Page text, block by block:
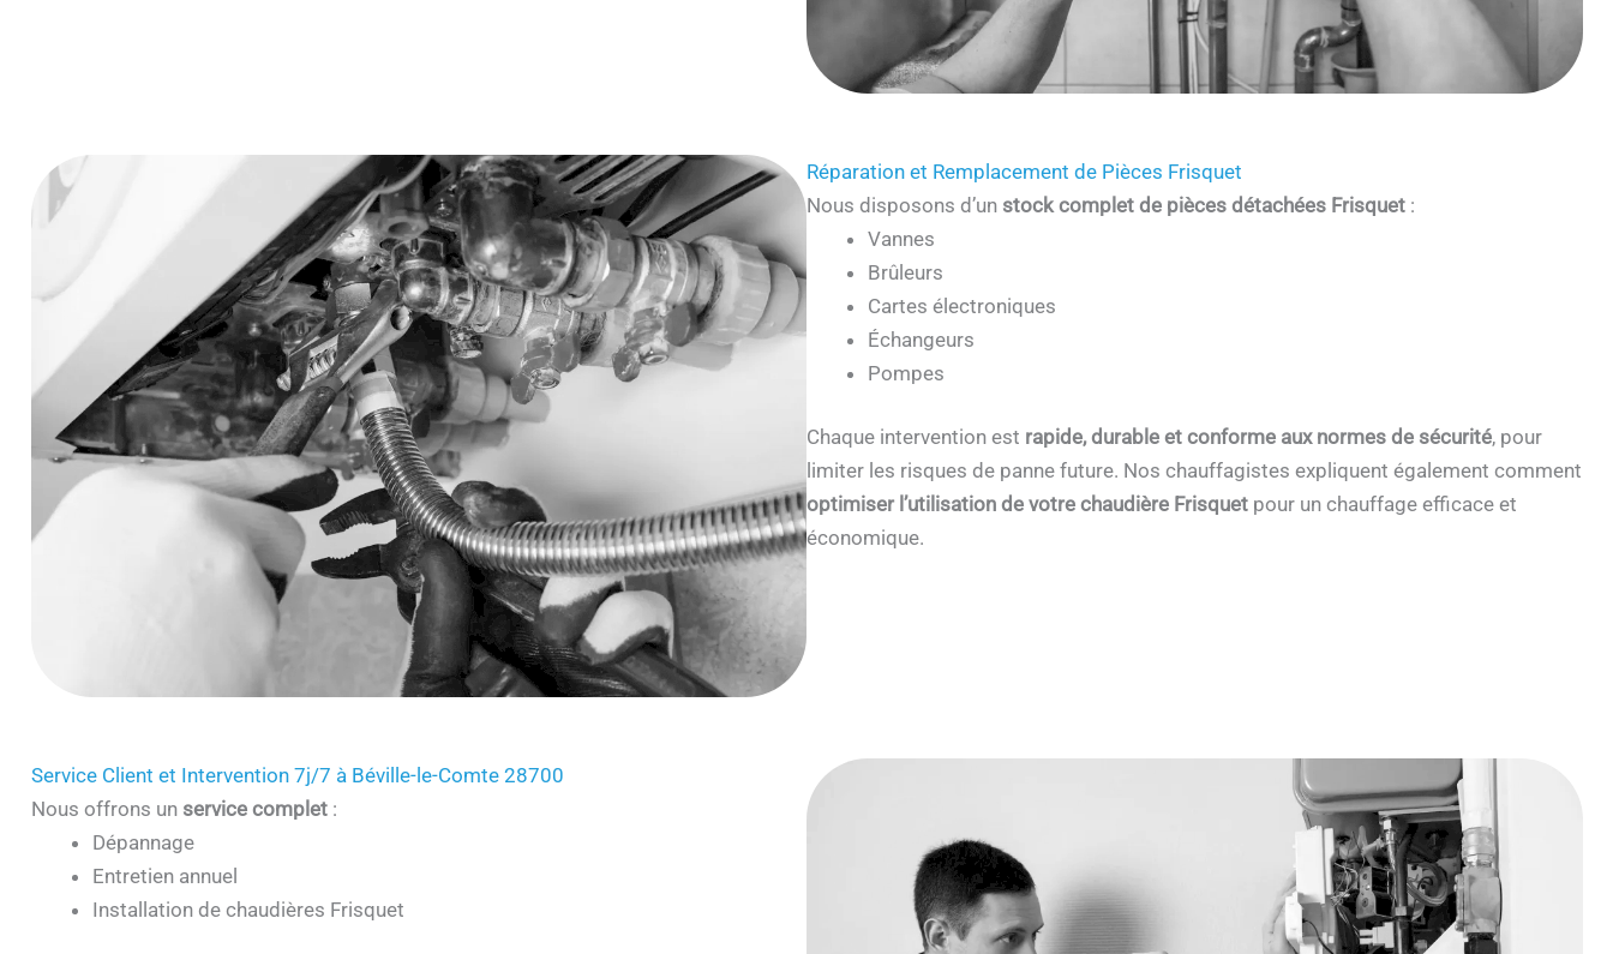
Réparation et Remplacement de Pièces Frisquet
Nous disposons d’un stock complet de pièces détachées Frisquet :
Vannes
Brûleurs
Cartes électroniques
Échangeurs
Pompes
Chaque intervention est rapide, durable et conforme aux normes de sécurité, pour
limiter les risques de panne future. Nos chauffagistes expliquent également comment
optimiser l’utilisation de votre chaudière Frisquet pour un chauffage efficace et
économique.
Service Client et Intervention 7j/7 à Béville-le-Comte 28700
Nous offrons un service complet:
Dépannage
Entretien annuel
Installation de chaudières Frisquet